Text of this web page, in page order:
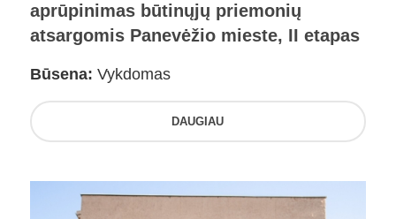
aprūpinimas būtinųjų priemonių
atsargomis Panevėžio mieste, II etapas
Būsena: Vykdomas
DAUGIAU